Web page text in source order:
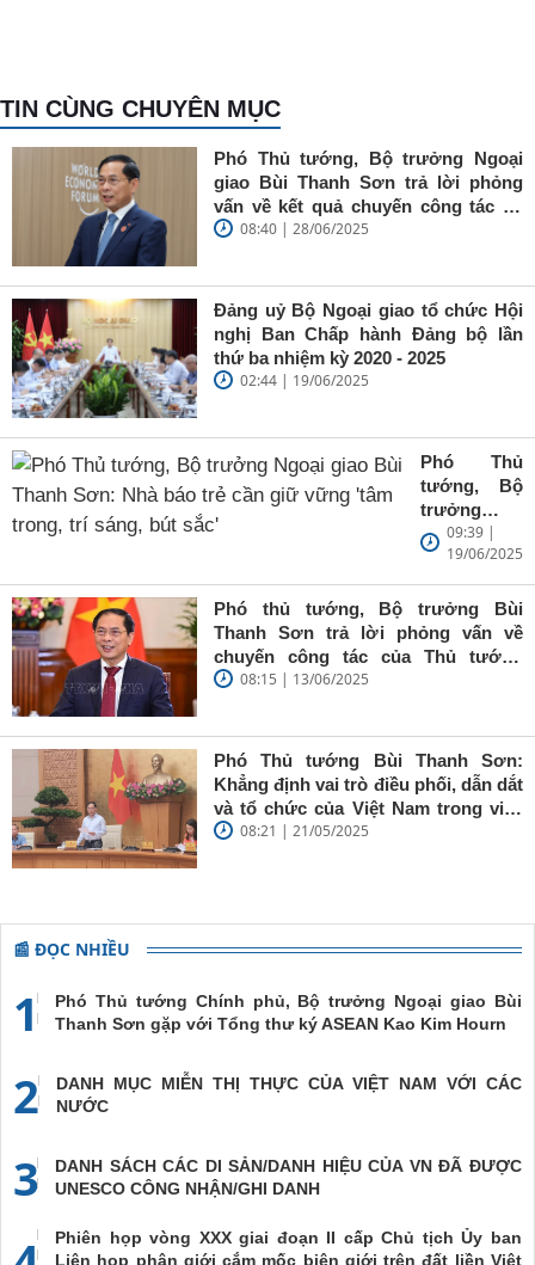
TIN CÙNG CHUYÊN MỤC
Phó Thủ tướng, Bộ trưởng Ngoại
giao Bùi Thanh Sơn trả lời phỏng
vấn về kết quả chuyến công tác tại
Trung Quốc của Thủ tướng Chính
08:40 | 28/06/2025
Đảng uỷ Bộ Ngoại giao tổ chức Hội
nghị Ban Chấp hành Đảng bộ lần
thứ ba nhiệm kỳ 2020 - 2025
02:44 | 19/06/2025
Phó Thủ
tướng, Bộ
trưởng
Ngoại giao
Bùi Thanh
Sơn: Nhà
báo trẻ cần
giữ vững
'tâm trong,
09:39 |
19/06/2025
Phó thủ tướng, Bộ trưởng Bùi
Thanh Sơn trả lời phỏng vấn về
chuyến công tác của Thủ tướng
Chính phủ đến Estonia, Pháp và
08:15 | 13/06/2025
Phó Thủ tướng Bùi Thanh Sơn:
Khẳng định vai trò điều phối, dẫn dắt
và tổ chức của Việt Nam trong việc
đề cao chủ nghĩa đa phương, đoàn
08:21 | 21/05/2025
📰 ĐỌC NHIỀU
1
Phó Thủ tướng Chính phủ, Bộ trưởng Ngoại giao Bùi
Thanh Sơn gặp với Tổng thư ký ASEAN Kao Kim Hourn
2
DANH MỤC MIỄN THỊ THỰC CỦA VIỆT NAM VỚI CÁC
NƯỚC
3
DANH SÁCH CÁC DI SẢN/DANH HIỆU CỦA VN ĐÃ ĐƯỢC
UNESCO CÔNG NHẬN/GHI DANH
Phiên họp vòng XXX giai đoạn II cấp Chủ tịch Ủy ban
Liên họp phân giới cắm mốc biên giới trên đất liền Việt